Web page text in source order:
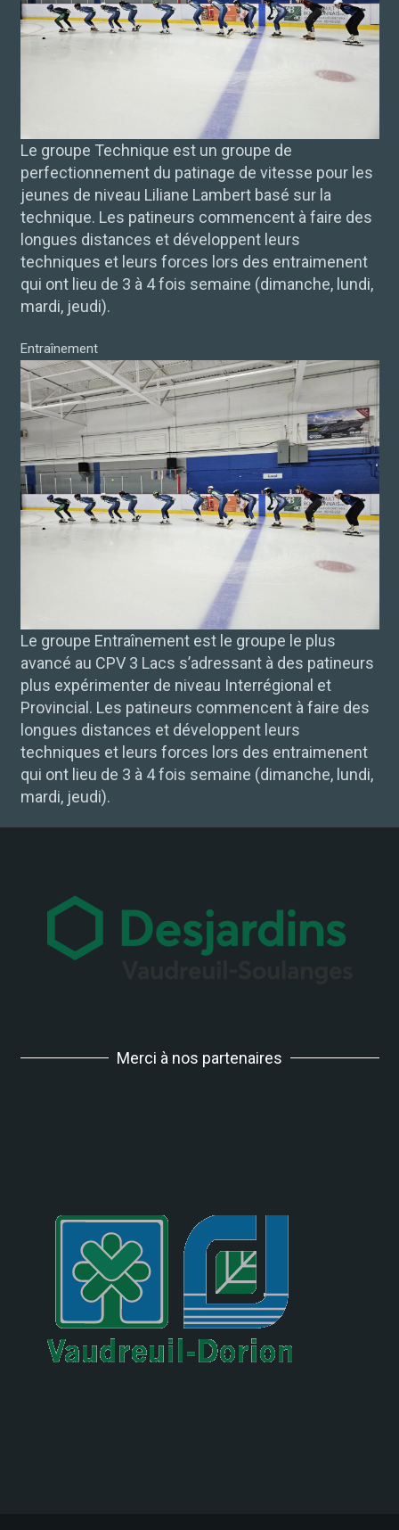
Le groupe Technique est un groupe de
perfectionnement du patinage de vitesse pour les
jeunes de niveau Liliane Lambert basé sur la
technique. Les patineurs commencent à faire des
longues distances et développent leurs
techniques et leurs forces lors des entraimenent
qui ont lieu de 3 à 4 fois semaine (dimanche, lundi,
mardi, jeudi).
Entraînement
Le groupe Entraînement est le groupe le plus
avancé au CPV 3 Lacs s’adressant à des patineurs
plus expérimenter de niveau Interrégional et
Provincial. Les patineurs commencent à faire des
longues distances et développent leurs
techniques et leurs forces lors des entraimenent
qui ont lieu de 3 à 4 fois semaine (dimanche, lundi,
mardi, jeudi).
Merci à nos partenaires